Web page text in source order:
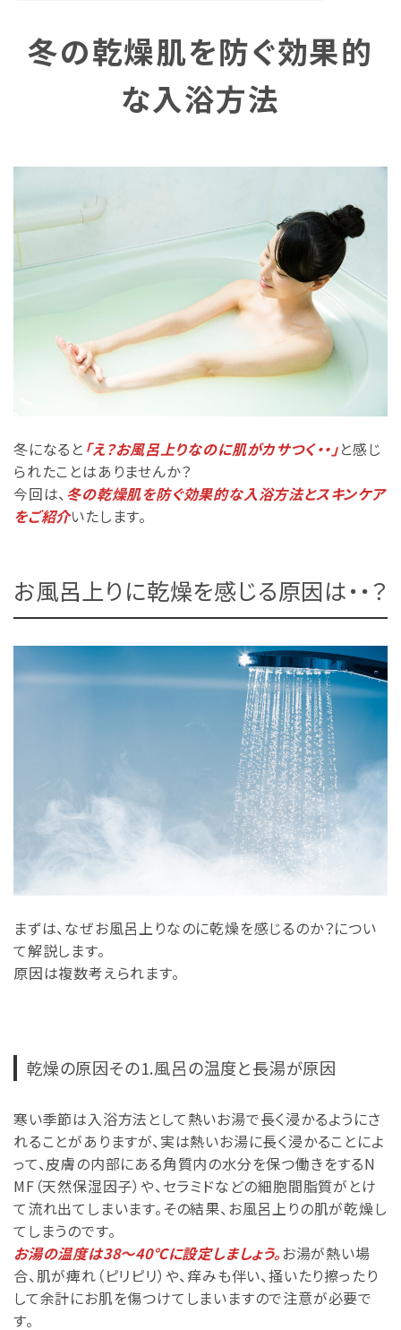
冬の乾燥肌を防ぐ効果的
な入浴方法
冬になると 「え？お風呂上りなのに肌がカサつく・・」と感じ
られたことはありませんか？
今回は、 冬の乾燥肌を防ぐ効果的な入浴方法とスキンケア
をご紹介いたします。
お風呂上りに乾燥を感じる原因は・・？
まずは、なぜお風呂上りなのに乾燥を感じるのか？につい
て解説します。
原因は複数考えられます。
乾燥の原因その1.風呂の温度と長湯が原因
寒い季節は入浴方法として熱いお湯で長く浸かるようにさ
れることがありますが、実は熱いお湯に長く浸かることによ
って、皮膚の内部にある角質内の水分を保つ働きをするN
MF（天然保湿因子）や、セラミドなどの細胞間脂質がとけ
て流れ出てしまいます。その結果、お風呂上りの肌が乾燥し
てしまうのです。
お湯の温度は38～40℃に設定しましょう。お湯が熱い場
合、肌が痺れ（ピリピリ）や、痒みも伴い、掻いたり擦ったり
して余計にお肌を傷つけてしまいますので注意が必要で
す。